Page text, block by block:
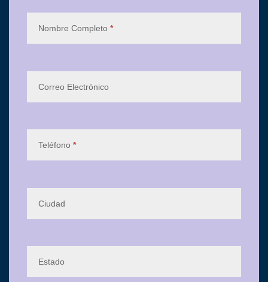
Nombre Completo *
Correo Electrónico
Teléfono *
Ciudad
Estado